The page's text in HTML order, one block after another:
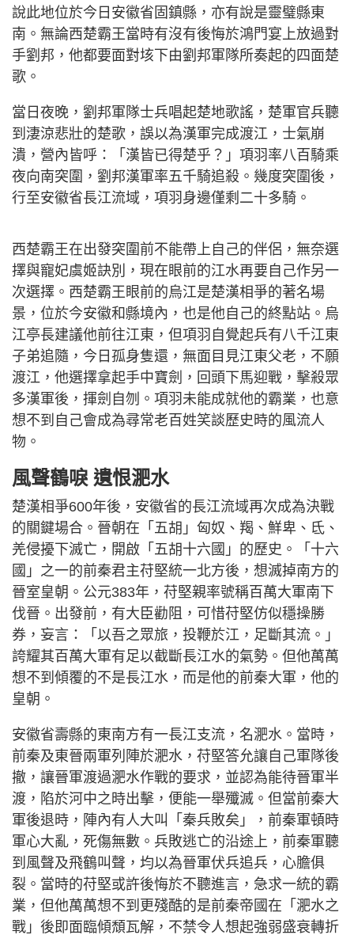
說此地位於今日安徽省固鎮縣，亦有說是靈璧縣東
南。無論西楚霸王當時有沒有後悔於鴻門宴上放過對
手劉邦，他都要面對垓下由劉邦軍隊所奏起的四面楚
歌。
當日夜晚，劉邦軍隊士兵唱起楚地歌謠，楚軍官兵聽
到淒涼悲壯的楚歌，誤以為漢軍完成渡江，士氣崩
潰，營內皆呼：「漢皆已得楚乎？」項羽率八百騎乘
夜向南突圍，劉邦漢軍率五千騎追殺。幾度突圍後，
行至安徽省長江流域，項羽身邊僅剩二十多騎。
西楚霸王在出發突圍前不能帶上自己的伴侶，無奈選
擇與寵妃虞姬訣別，現在眼前的江水再要自己作另一
次選擇。西楚霸王眼前的烏江是楚漢相爭的著名場
景，位於今安徽和縣境內，也是他自己的終點站。烏
江亭長建議他前往江東，但項羽自覺起兵有八千江東
子弟追隨，今日孤身隻還，無面目見江東父老，不願
渡江，他選擇拿起手中寶劍，回頭下馬迎戰，擊殺眾
多漢軍後，揮劍自刎。項羽未能成就他的霸業，也意
想不到自己會成為尋常老百姓笑談歷史時的風流人
物。
風聲鶴唳 遺恨淝水
楚漢相爭600年後，安徽省的長江流域再次成為決戰
的關鍵場合。晉朝在「五胡」匈奴、羯、鮮卑、氐、
羌侵擾下滅亡，開啟「五胡十六國」的歷史。「十六
國」之一的前秦君主苻堅統一北方後，想滅掉南方的
晉室皇朝。公元383年，苻堅親率號稱百萬大軍南下
伐晉。出發前，有大臣勸阻，可惜苻堅仿似穩操勝
券，妄言：「以吾之眾旅，投鞭於江，足斷其流。」
誇耀其百萬大軍有足以截斷長江水的氣勢。但他萬萬
想不到傾覆的不是長江水，而是他的前秦大軍，他的
皇朝。
安徽省壽縣的東南方有一長江支流，名淝水。當時，
前秦及東晉兩軍列陣於淝水，苻堅答允讓自己軍隊後
撤，讓晉軍渡過淝水作戰的要求，並認為能待晉軍半
渡，陷於河中之時出擊，便能一舉殲滅。但當前秦大
軍後退時，陣內有人大叫「秦兵敗矣」，前秦軍頓時
軍心大亂，死傷無數。兵敗逃亡的沿途上，前秦軍聽
到風聲及飛鶴叫聲，均以為晉軍伏兵追兵，心膽俱
裂。當時的苻堅或許後悔於不聽進言，急求一統的霸
業，但他萬萬想不到更殘酷的是前秦帝國在「淝水之
戰」後即面臨傾頹瓦解，不禁令人想起強弱盛衰轉折